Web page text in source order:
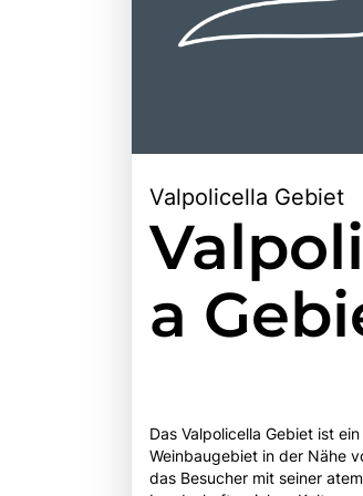
Valpolicella Gebiet
a
Das Valpolicella Gebiet ist
Weinbaugebiet in der Nähe
das Besucher mit seiner